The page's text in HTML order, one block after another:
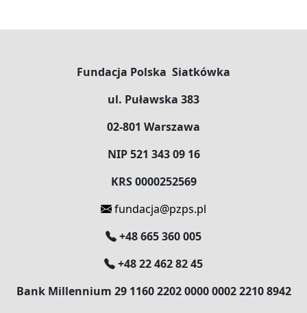
Fundacja Polska Siatkówka
ul. Puławska 383
02-801 Warszawa
NIP 521 343 09 16
KRS 0000252569
fundacja@pzps.pl
+48 665 360 005
+48 22 462 82 45
Bank Millennium 29 1160 2202 0000 0002 2210 8942